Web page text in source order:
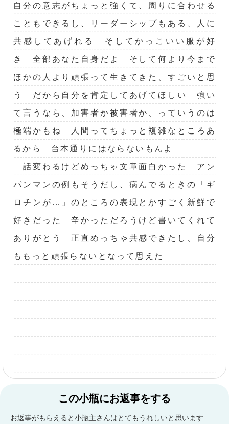
自分の意志がちょっと強くて、周りに合わせる
こともできるし、リーダーシップもある、人に
共感してあげれる そしてかっこいい服が好
き 全部あなた自身だよ そして何より今まで
ほかの人より頑張って生きてきた、すごいと思
う だから自分を肯定してあげてほしい 強い
て言うなら、加害者か被害者か、っていうのは
極端かもね 人間ってちょっと複雑なところあ
るから 台本通りにはならないもんよ
話変わるけどめっちゃ文章面白かった アン
パンマンの例もそうだし、病んでるときの「ギ
ロチンが…」のところの表現とかすごく新鮮で
好きだった 辛かっただろうけど書いてくれて
ありがとう 正直めっちゃ共感できたし、自分
ももっと頑張らないとなって思えた
この小瓶にお返事をする
お返事がもらえると小瓶主さんはとてもうれしいと思います